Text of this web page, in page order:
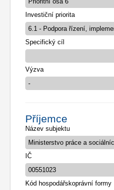
Investiční priorita
Specifický cíl
Výzva
Příjemce
Název subjektu
IČ
Kód hospodářskoprávní formy